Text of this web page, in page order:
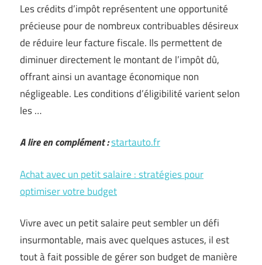
Les crédits d’impôt représentent une opportunité
précieuse pour de nombreux contribuables désireux
de réduire leur facture fiscale. Ils permettent de
diminuer directement le montant de l’impôt dû,
offrant ainsi un avantage économique non
négligeable. Les conditions d’éligibilité varient selon
les …
A lire en complément :startauto.fr
Achat avec un petit salaire : stratégies pour
optimiser votre budget
Vivre avec un petit salaire peut sembler un défi
insurmontable, mais avec quelques astuces, il est
tout à fait possible de gérer son budget de manière